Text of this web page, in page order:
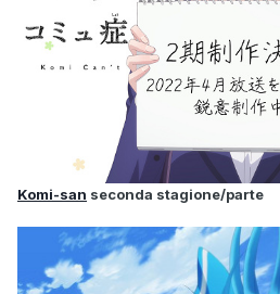
Komi-san seconda stagione/parte